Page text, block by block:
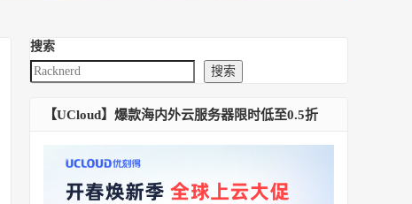
搜索
搜索
【UCloud】爆款海内外云服务器限时低至0.5折